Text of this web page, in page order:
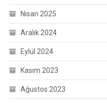
Nisan 2025
Aralık 2024
Eylül 2024
Kasım 2023
Ağustos 2023